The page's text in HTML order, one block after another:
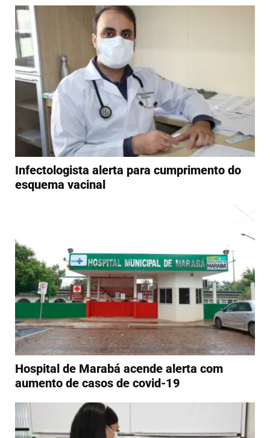
Infectologista alerta para cumprimento do
esquema vacinal
Hospital de Marabá acende alerta com
aumento de casos de covid-19